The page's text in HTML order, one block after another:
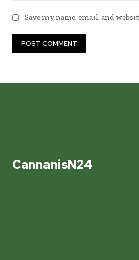
Save my name, email, and
CannanisN24